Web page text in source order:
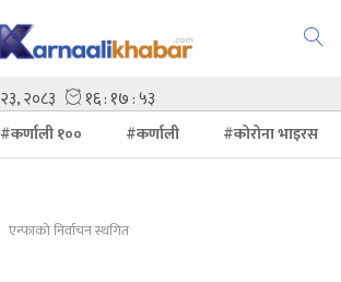
#कर्णाली १०० #कर्णाली
#कोरोना भाइरस
एन्फाको निर्वाचन स्थगित